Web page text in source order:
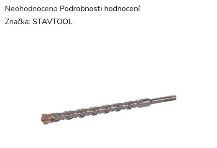
Průměrné
hodnocení
Neohodnoceno Podrobnosti hodnocení
Značka: STAVTOOL